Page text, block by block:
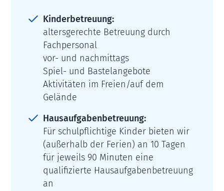
Kinderbetreuung:
altersgerechte Betreuung durch
Fachpersonal
vor- und nachmittags
Spiel- und Bastelangebote
Aktivitäten im Freien/auf dem
Gelände
Hausaufgabenbetreuung:
Für schulpflichtige Kinder bieten wir
(außerhalb der Ferien) an 10 Tagen
für jeweils 90 Minuten eine
qualifizierte Hausaufgabenbetreuung
an